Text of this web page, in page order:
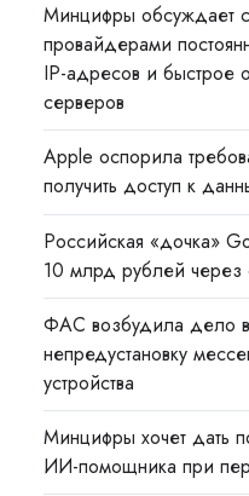
Минцифры обсуждает
провайдерами
IP-адресов и быстрое
серверов
Apple оспорила
получить доступ к
Российская «дочка»
10 млрд рублей через
ФАС возбудила дело
непредустановку
устройства
Минцифры хочет дать
ИИ-помощника при